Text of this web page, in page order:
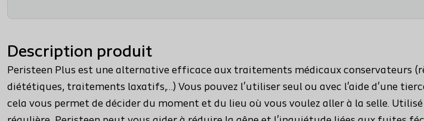
Description produit
Peristeen Plus est une alternative efficace aux traitements médicaux conservateurs
diététiques, traitements laxatifs,…) Vous pouvez l’utiliser seul ou avec l'aide d'une
cela vous permet de décider du moment et du lieu où vous voulez aller à la selle.